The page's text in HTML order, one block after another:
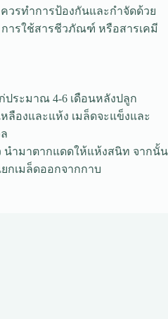
วรทำการป้องกันและกำจัดด้วย
การใช้สารชีวภัณฑ์ หรือสารเคมี
ประมาณ 4-6 เดือนหลังปลูก
หลืองและแห้ง เมล็ดจะแข็งและ
นำมาตากแดดให้แห้งสนิท จากนั้น
กเมล็ดออกจากกาบ